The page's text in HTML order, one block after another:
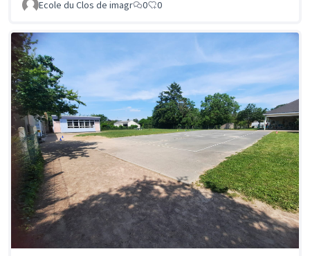
Ecole du Clos de imagr
0 0